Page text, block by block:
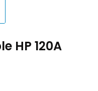
HP 120A